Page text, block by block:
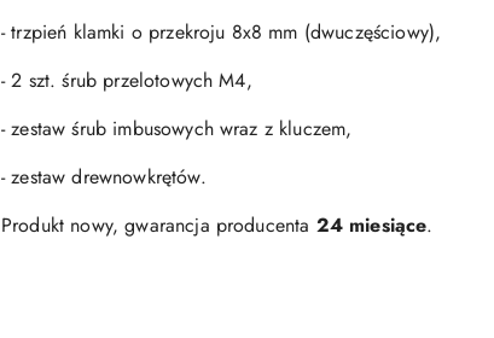
- trzpień klamki o przekroju 8x8 mm (dwuczęściowy),
- 2 szt. śrub przelotowych M4,
- zestaw śrub imbusowych wraz z kluczem,
- zestaw drewnowkrętów.
Produkt nowy, gwarancja producenta 24 miesiące.